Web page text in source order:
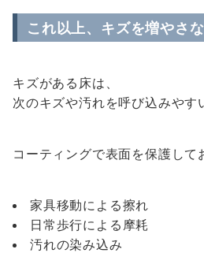
これ以上、キズを増やさ
キズがある床は、
次のキズや汚れを呼び込みやす
コーティングで表面を保護して
家具移動による擦れ
日常歩行による摩耗
汚れの染み込み